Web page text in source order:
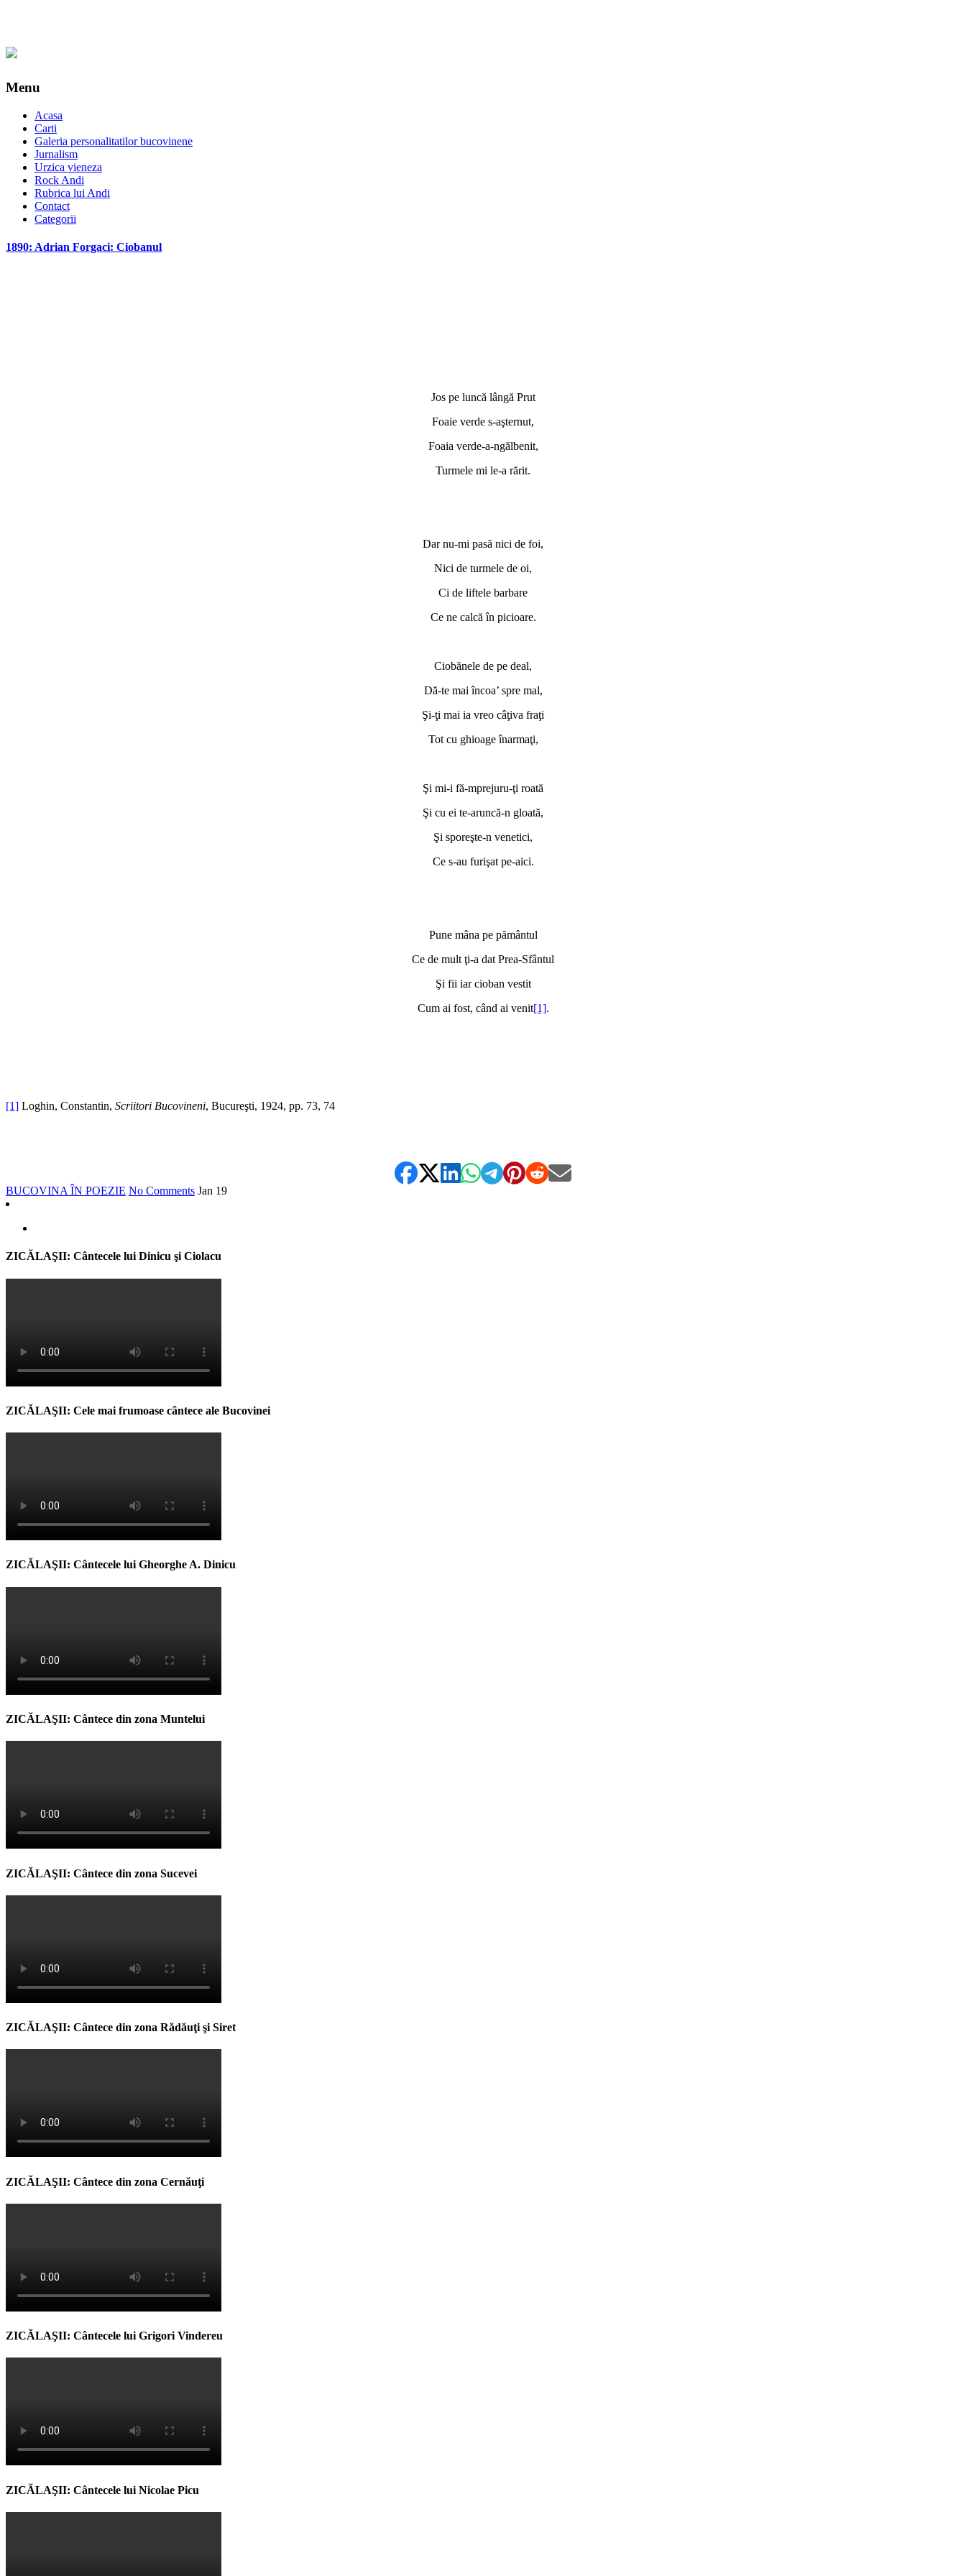
Menu
Acasa
Carti
Galeria personalitatilor bucovinene
Jurnalism
Urzica vieneza
Rock Andi
Rubrica lui Andi
Contact
Categorii
1890: Adrian Forgaci: Ciobanul
Jos pe luncă lângă Prut
Foaie verde s-aşternut,
Foaia verde-a-ngălbenit,
Turmele mi le-a rărit.
Dar nu-mi pasă nici de foi,
Nici de turmele de oi,
Ci de liftele barbare
Ce ne calcă în picioare.
Ciobănele de pe deal,
Dă-te mai încoa’ spre mal,
Şi-ţi mai ia vreo câţiva fraţi
Tot cu ghioage înarmaţi,
Şi mi-i fă-mprejuru-ţi roată
Şi cu ei te-aruncă-n gloată,
Şi sporeşte-n venetici,
Ce s-au furişat pe-aici.
Pune mâna pe pământul
Ce de mult ţi-a dat Prea-Sfântul
Şi fii iar cioban vestit
Cum ai fost, când ai venit[1].
[1] Loghin, Constantin, Scriitori Bucovineni, Bucureşti, 1924, pp. 73, 74
BUCOVINA ÎN POEZIE No Comments Jan 19
ZICĂLAŞII: Cântecele lui Dinicu şi Ciolacu
ZICĂLAŞII: Cele mai frumoase cântece ale Bucovinei
ZICĂLAŞII: Cântecele lui Gheorghe A. Dinicu
ZICĂLAŞII: Cântece din zona Muntelui
ZICĂLAŞII: Cântece din zona Sucevei
ZICĂLAŞII: Cântece din zona Rădăuţi şi Siret
ZICĂLAŞII: Cântece din zona Cernăuţi
ZICĂLAŞII: Cântecele lui Grigori Vindereu
ZICĂLAŞII: Cântecele lui Nicolae Picu